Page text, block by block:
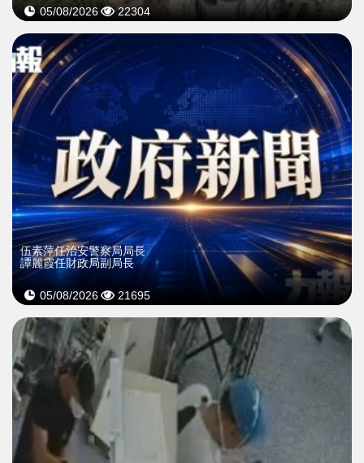
05/08/2026 22304
伍素萍任治安警察局局長
譚麗霞任財政局副局長
05/08/2026 21695